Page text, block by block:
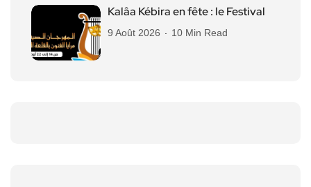
Kalâa Kébira en fête : le Festival
9 Août 2026 10 Min Read